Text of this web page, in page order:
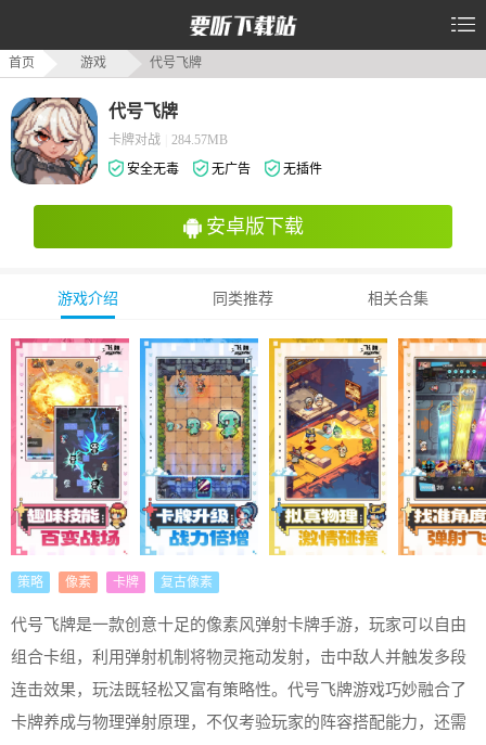
首页 游戏 代号飞牌
代号飞牌
卡牌对战
284.57MB
安全无毒
无广告 无插件
安卓版下载
游戏介绍 同类推荐 相关合集
策略 像素 卡牌 复古像素
代号飞牌是一款创意十足的像素风弹射卡牌手游，玩家可以自由
组合卡组，利用弹射机制将物灵拖动发射，击中敌人并触发多段
连击效果，玩法既轻松又富有策略性。代号飞牌游戏巧妙融合了
卡牌养成与物理弹射原理，不仅考验玩家的阵容搭配能力，还需